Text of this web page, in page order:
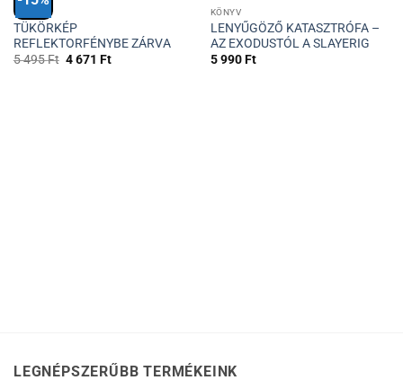
KÖNYV
TÜKÖRKÉP
REFLEKTORFÉNYBE ZÁRVA
5 495Ft Original
4 671 FtCurrent
KÖNYV
LENYŰGÖZŐ KATASZTRÓFA –
AZ EXODUSTÓL A SLAYERIG
5 990Ft
LEGNÉPSZERŰBB TERMÉKEINK